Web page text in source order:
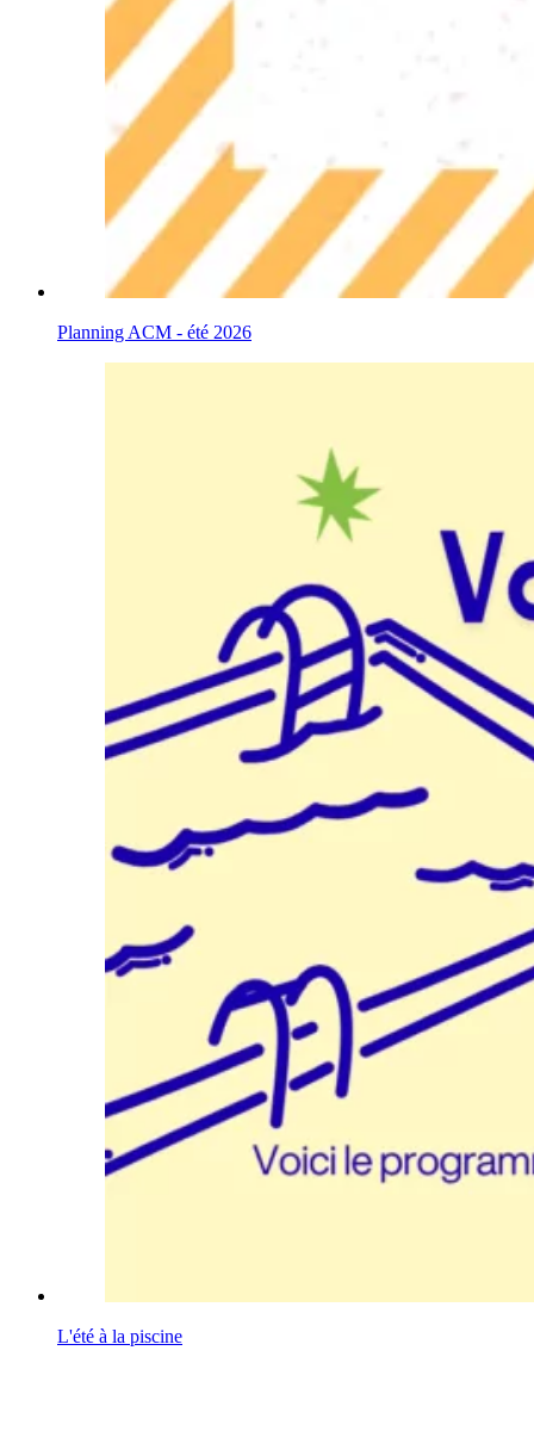
Planning ACM - été 2026
L'été à la piscine